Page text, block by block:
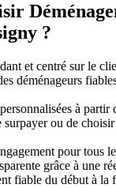
?
et centré sur le
déménageurs
à partir
ou de
pour tous
grâce à une
fiable du début à la